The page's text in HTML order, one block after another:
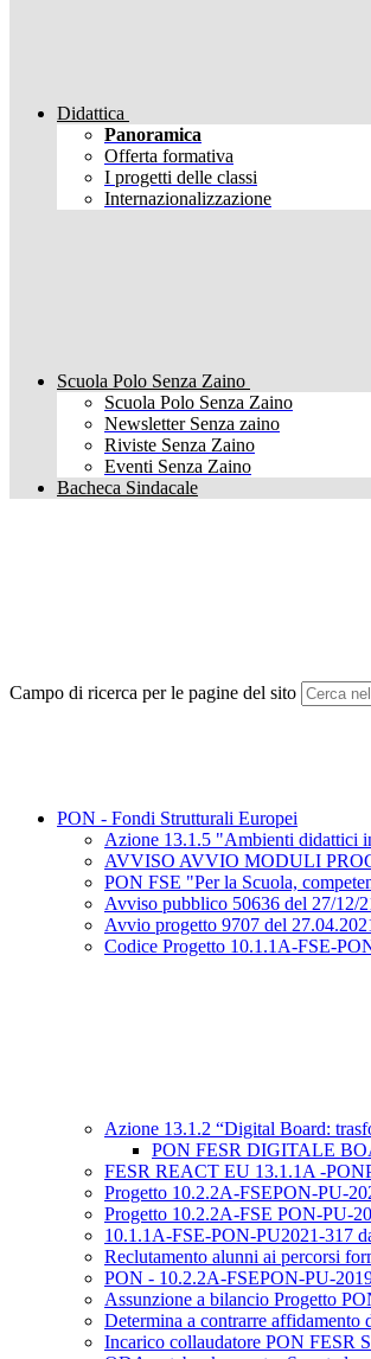
Didattica
Panoramica
Offerta formativa
I progetti delle classi
Internazionalizzazione
Scuola Polo Senza Zaino
Scuola Polo Senza Zaino
Newsletter Senza zaino
Riviste Senza Zaino
Eventi Senza Zaino
Bacheca Sindacale
Campo di ricerca per le pagine del sito
PON - Fondi Strutturali Europei
Azione 13.1.5 "Ambienti didattici
AVVISO AVVIO MODULI
PON FSE "Per la Scuola,
Avviso pubblico 50636 del 27/12/
Avvio progetto 9707 del
Codice Progetto 10.1.1A-FSE-
Azione 13.1.2 “Digital Board:
PON FESR DIGITALE
FESR REACT EU 13.1.1A -
Progetto 10.2.2A-FSEPON-PU-
Progetto 10.2.2A-FSE PON-PU-
10.1.1A-FSE-PON-PU2021-317
Reclutamento alunni ai percorsi
PON - 10.2.2A-FSEPON-PU-
Assunzione a bilancio Progetto
Determina a contrarre
Incarico collaudatore PON FESR